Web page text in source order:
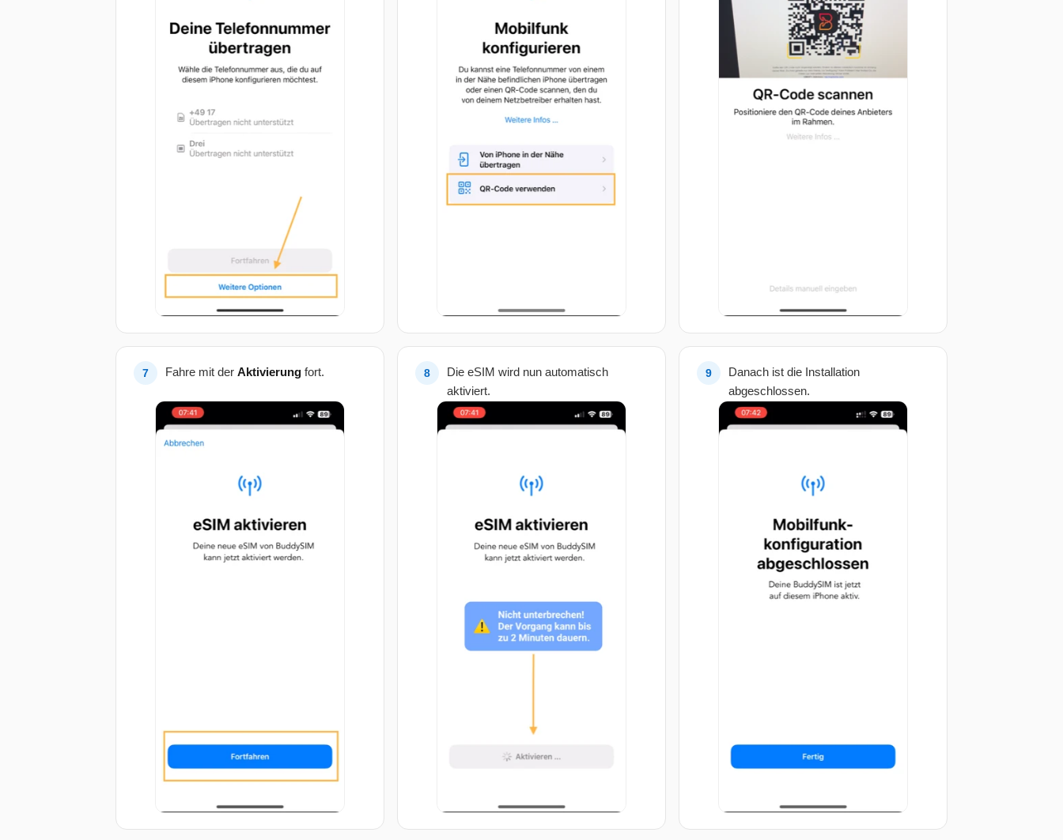
Fahre mit der Aktivierung fort.
Die eSIM wird nun automatisch
aktiviert.
Danach ist die Installation
abgeschlossen.